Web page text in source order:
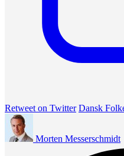
Retweet on Twitter Dansk
Morten Messerschmidt